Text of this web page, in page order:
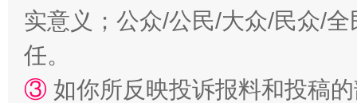
扯下公款旅游的“隐身衣” 如何以
实意义；公众/公民/大众/民众/
任。
③ 如你所反映投诉报料和投稿